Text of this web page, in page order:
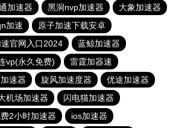
加速器 黑洞nvp加速器
大象加速器
加速
原子加速下载安卓
官网入口2024
蓝鲸加速器
vp(永久免费)
雷霆加器速
速器 旋风加速度器
优途加速器
机场加速器
闪电猫加速器
2小时加速器 ios加速器